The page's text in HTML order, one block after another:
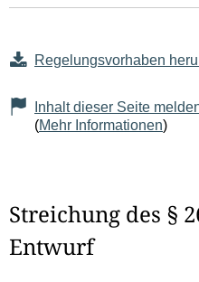
Regelungsvorhaben
Inhalt dieser Seite
(Mehr Informationen)
Streichung des §
Entwurf